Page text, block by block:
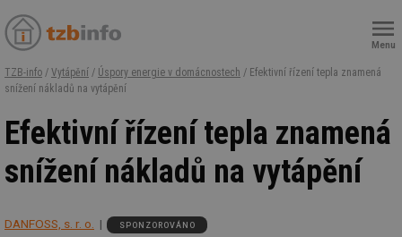
Menu
TZB-info / Vytápění / Úspory energie v domácnostech / Efektivní řízení tepla znamená
snížení nákladů na vytápění
Efektivní řízení tepla znamená
snížení nákladů na vytápění
DANFOSS, s. r. o. SPONZOROVÁNO